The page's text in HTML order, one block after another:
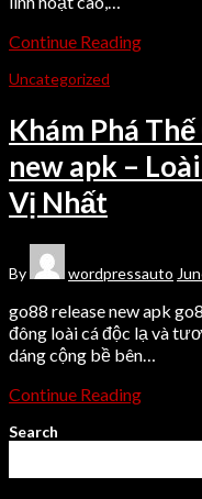
Continue Reading
Uncategorized
Khám Phá
new apk –
Vị Nhất
By wordpressauto
go88 release new apk
đông loài cá độc lạ và
dáng cộng bề bên…
Continue Reading
Search